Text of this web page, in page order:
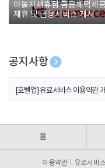
야놀자제휴점 금융혜택제
제휴 및 금융서비스 게시
공지사항
[호텔업] 개인정보 처리방침 개정
[호텔업] 유료서비스 이용약관
홈
이용약관 유료서비